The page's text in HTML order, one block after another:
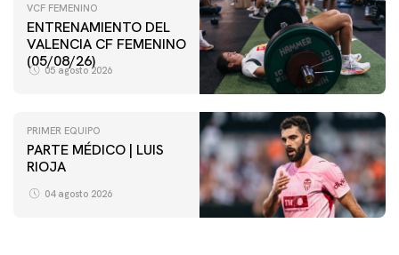
VCF FEMENINO
ENTRENAMIENTO DEL
VALENCIA CF FEMENINO
(05/08/26)
05 agosto 2026
PRIMER EQUIPO
PARTE MÉDICO | LUIS
RIOJA
04 agosto 2026